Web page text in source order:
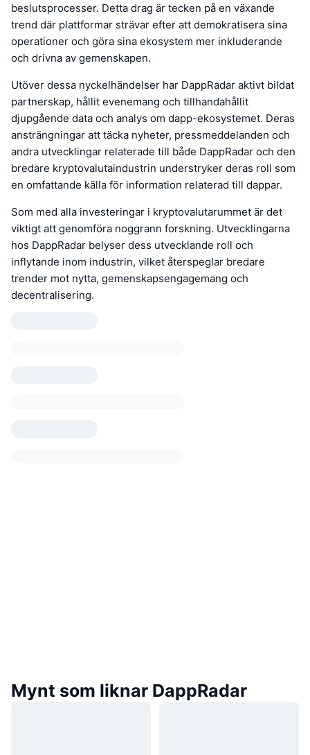
beslutsprocesser. Detta drag är tecken på en växande
trend där plattformar strävar efter att demokratisera sina
operationer och göra sina ekosystem mer inkluderande
och drivna av gemenskapen.
Utöver dessa nyckelhändelser har DappRadar aktivt bildat
partnerskap, hållit evenemang och tillhandahållit
djupgående data och analys om dapp-ekosystemet. Deras
ansträngningar att täcka nyheter, pressmeddelanden och
andra utvecklingar relaterade till både DappRadar och den
bredare kryptovalutaindustrin understryker deras roll som
en omfattande källa för information relaterad till dappar.
Som med alla investeringar i kryptovalutarummet är det
viktigt att genomföra noggrann forskning. Utvecklingarna
hos DappRadar belyser dess utvecklande roll och
inflytande inom industrin, vilket återspeglar bredare
trender mot nytta, gemenskapsengagemang och
decentralisering.
Mynt som liknar DappRadar